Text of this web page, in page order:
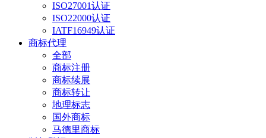
ISO27001认证
ISO22000认证
IATF16949认证
商标代理
全部
商标注册
商标续展
商标转让
地理标志
国外商标
马德里商标